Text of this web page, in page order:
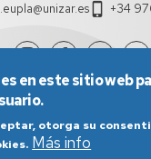
+34
en este sitio web
otorga su
Más info